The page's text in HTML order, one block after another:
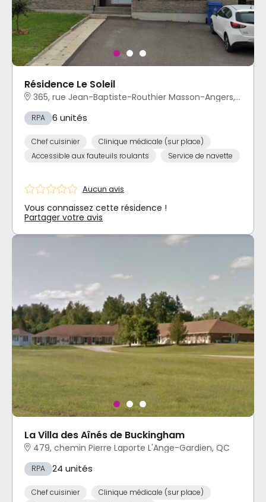
Résidence Le Soleil
365, rue Jean-Baptiste-Routhier Masson-Angers, Gatineau, QC
RPA 6 unités
Chef cuisinier
Clinique médicale (sur place)
Accessible aux fauteuils roulants
Service de navette
Aucun avis
Vous connaissez cette résidence !
Partager votre avis
La Villa des Aînés de Buckingham
479, chemin Pierre Laporte L'Ange-Gardien, QC
RPA 24 unités
Chef cuisinier
Clinique médicale (sur place)